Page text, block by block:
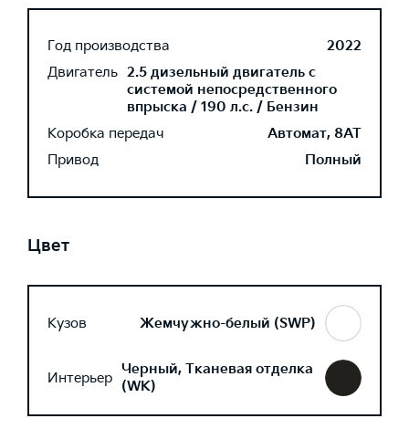
Год производства
2022
Двигатель 2.5 дизельный двигатель с
системой непосредственного
впрыска / 190 л.с. / Бензин
Коробка передач
Автомат, 8AT
Привод
Полный
Цвет
Кузов Жемчужно-белый (SWP)
Интерьер Черный, Тканевая отделка
(WK)